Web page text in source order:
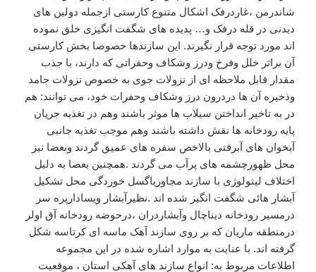
شاندرمن ،غاردرفک اشکال متنوع کارستی ازجمله دولین های
دیدنی در قله درفک و… پدیده های شگفت انگیزی خلق نموده
اند مورد توجه قرار نگیرند. این سازندها خصوصا بخش کارستی
آن براثر خلل وفرخ ودرز وشکاف وحفراتی که دارند، با جذب
مقدار قابل ملاحظه ای از نزولات جوی به خصوص نزولات جامد
وذخیره آن ها دردرون درز وشکاف وحفرات خود، می توانند: هم
در به تاخیر انداختن سیلاب ها موثر باشند وهم در تغذیه جریان
پایه رودخانه ها نقش داشته باشند وهم موجب تغذیه جانبی
آبخوان های آبرفتی بالاخص سفره های عمیق گردند وبعضا نیز
محل ظهورچشمه های پرآب می گردند .همچنین بعصا به دلیل
اختلاف لیتولوژی با سازند مجاوریاگسل خوردگی محل تشکیل
آبشار هائی شگفت انگیز شده اند .نظیرآبشار ویسادارپره سر
درمسیر رودخانه دیناچال وآبشاردران ،درحوضه رودخانه آق اولر
درمنطقه ماریان که بر روی سازند آهک ماسه ای کرتاسه شکل
گرفته اند. با عنایت به موارد اشاره شده در این مجموعه
اطلاعات مربوط به: انواع سازند های آهکی استان ، موقعیت